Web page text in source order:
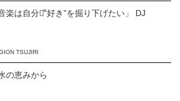
楽は自分の̋“好き”を掘り下げたい」 DJ
TSUJIRI
の恵みから